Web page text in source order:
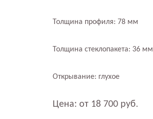
Толщина профиля: 78 мм
Толщина стеклопакета: 36 мм
Открывание: глухое
Цена: от 18 700 руб.